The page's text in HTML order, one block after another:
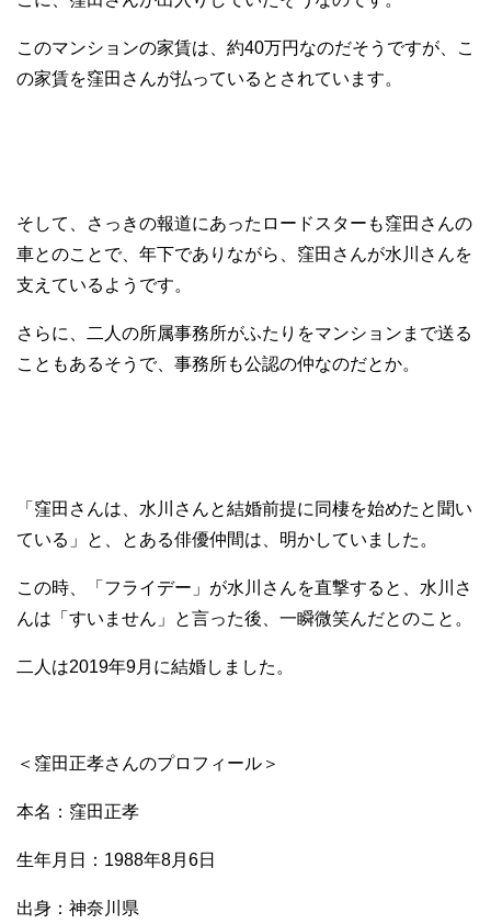
このマンションの家賃は、約40万円なのだそうですが、こ
の家賃を窪田さんが払っているとされています。
そして、さっきの報道にあったロードスターも窪田さんの
車とのことで、年下でありながら、窪田さんが水川さんを
支えているようです。
さらに、二人の所属事務所がふたりをマンションまで送る
こともあるそうで、事務所も公認の仲なのだとか。
「窪田さんは、水川さんと結婚前提に同棲を始めたと聞い
ている」と、とある俳優仲間は、明かしていました。
この時、「フライデー」が水川さんを直撃すると、水川さ
んは「すいません」と言った後、一瞬微笑んだとのこと。
二人は2019年9月に結婚しました。
＜窪田正孝さんのプロフィール＞
本名：窪田正孝
生年月日：1988年8月6日
出身：神奈川県